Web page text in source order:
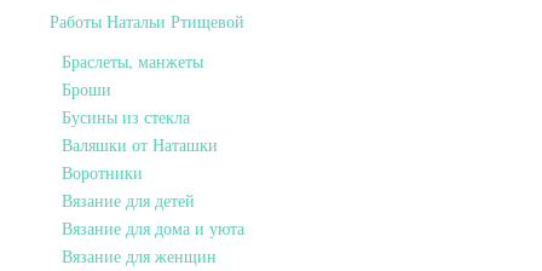
Работы Натальи Ртищевой
Браслеты, манжеты
Броши
Бусины из стекла
Валяшки от Наташки
Воротники
Вязание для детей
Вязание для дома и уюта
Вязание для женщин